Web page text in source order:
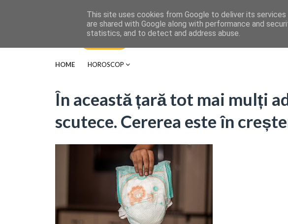
HOME HOROSCOP
În această țară tot mai mulți
scutece. Cererea este în
This site uses cookies from Google to deliver its
are shared with Google along with performance and
statistics, and to detect and address abuse.